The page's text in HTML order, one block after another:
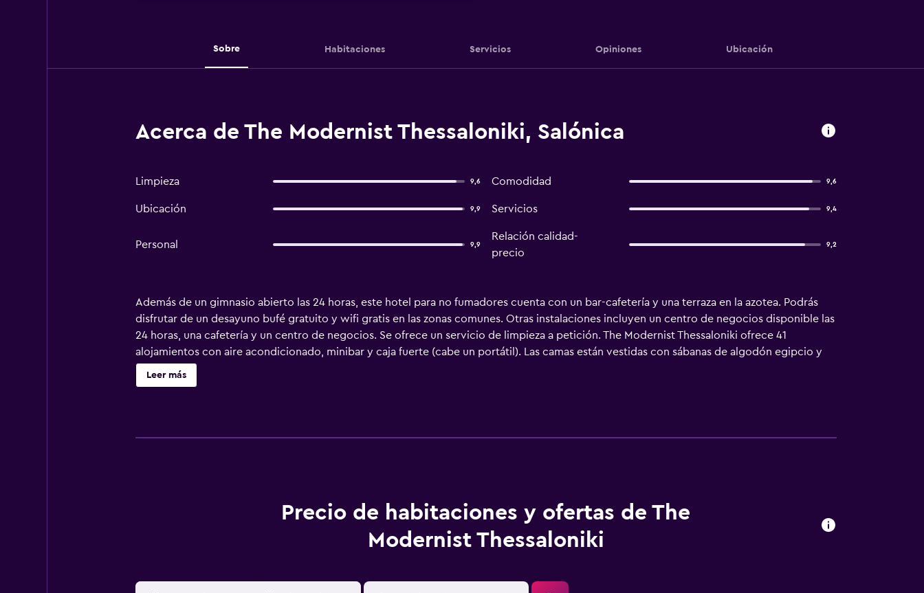
Sobre Habitaciones Servicios Opiniones Ubicación
Acerca de The Modernist Thessaloniki, Salónica
Limpieza 9,6 Comodidad 9,6
Ubicación 9,9 Servicios 9,4
Personal 9,9
Relación calidad-
precio
9,2
Además de un gimnasio abierto las 24 horas, este hotel para no fumadores cuenta con un bar-cafetería y una terraza en la azotea. Podrás
disfrutar de un desayuno bufé gratuito y wifi gratis en las zonas comunes. Otras instalaciones incluyen un centro de negocios disponible las
24 horas, una cafetería y un centro de negocios. Se ofrece un servicio de limpieza a petición. The Modernist Thessaloniki ofrece 41
alojamientos con aire acondicionado, minibar y caja fuerte (cabe un portátil). Las camas están vestidas con sábanas de algodón egipcio y
ropa de cama de alta calidad. Cabe destacar que este alojamiento permite a sus clientes elegir el tipo de almohada. Se ofrece frigorífico y
máquina de café espresso. Los baños están equipados con ducha con cabezal de ducha tipo lluvia, zapatillas, artículos de higiene personal
Leer más
Precio de habitaciones y ofertas de The
Modernist Thessaloniki